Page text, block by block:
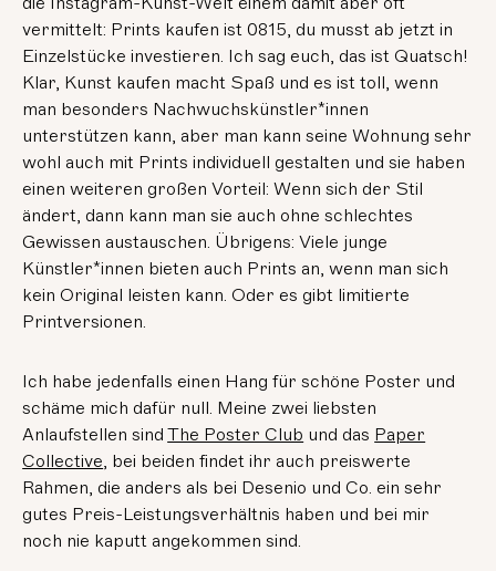
vermittelt: Prints kaufen ist 0815, du musst ab jetzt in
Einzelstücke investieren. Ich sag euch, das ist Quatsch!
Klar, Kunst kaufen macht Spaß und es ist toll, wenn
man besonders Nachwuchskünstler*innen
unterstützen kann, aber man kann seine Wohnung sehr
wohl auch mit Prints individuell gestalten und sie haben
einen weiteren großen Vorteil: Wenn sich der Stil
ändert, dann kann man sie auch ohne schlechtes
Gewissen austauschen. Übrigens: Viele junge
Künstler*innen bieten auch Prints an, wenn man sich
kein Original leisten kann. Oder es gibt limitierte
Printversionen.
Ich habe jedenfalls einen Hang für schöne Poster und
schäme mich dafür null. Meine zwei liebsten
Anlaufstellen sindThe Poster Club und das Paper
Collective, bei beiden findet ihr auch preiswerte
Rahmen, die anders als bei Desenio und Co. ein sehr
gutes Preis-Leistungsverhältnis haben und bei mir
noch nie kaputt angekommen sind.